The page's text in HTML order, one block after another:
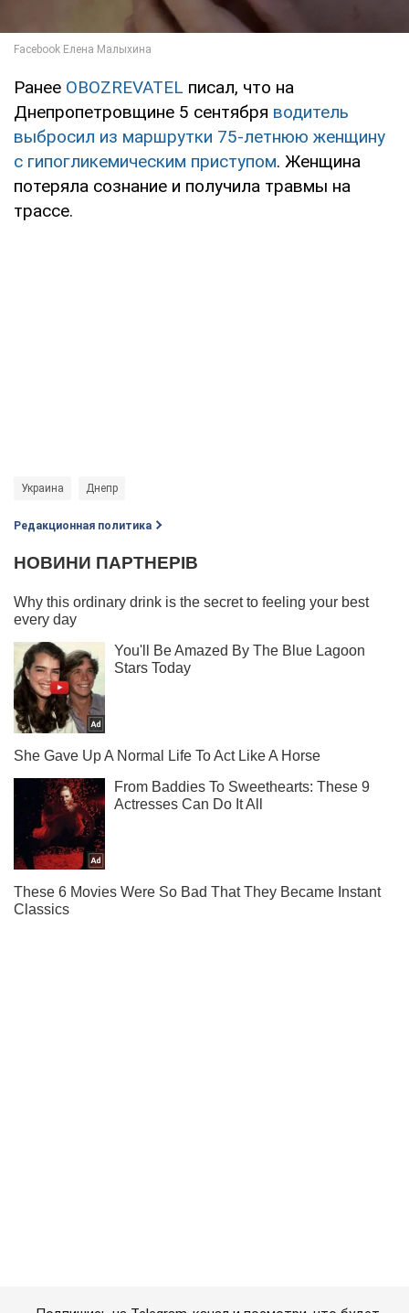
Ранее OBOZREVATEL писал, что на
Днепропетровщине 5 сентября водитель
выбросил из маршрутки 75-летнюю женщину
с гипогликемическим приступом. Женщина
потеряла сознание и получила травмы на
трассе.
Украина Днепр
Редакционная политика